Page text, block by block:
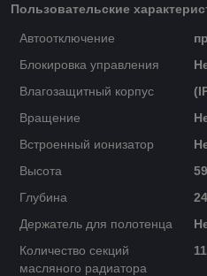
Пользовательские
Автоотключение
Блокировка управления
Влагозащитный корпус
Вращение
Встроенный ионизатор
Высота
Глубина
Держатель для полотенца
Количество секций
масляного радиатора
11